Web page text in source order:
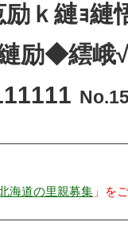
ｋ縺ｮ縺
縺励◆繧
海道の里親募集 」を